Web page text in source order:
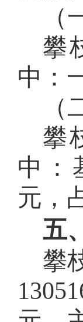
攀
中：
攀
中：
元，
五
攀